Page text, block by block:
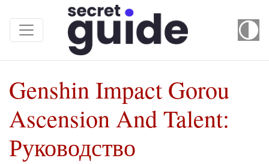
Genshin Impact Gorou
Ascension And Talent:
Руководство